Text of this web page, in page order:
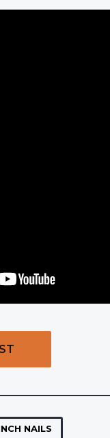
NAILS